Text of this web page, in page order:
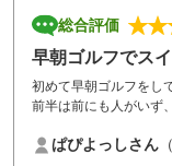
総合評価
早朝ゴルフでス
初めて早朝ゴルフをし
前半は前にも人がいず
後半はやはり詰まりま
ぱぴよっしさん